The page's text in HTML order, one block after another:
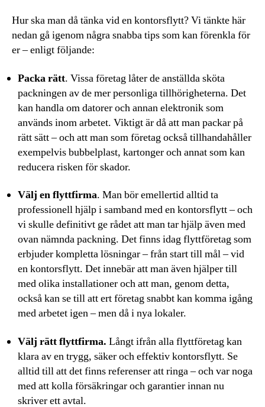
Hur ska man då tänka vid en kontorsflytt? Vi tänkte här
nedan gå igenom några snabba tips som kan förenkla för
er – enligt följande:
Packa rätt. Vissa företag låter de anställda sköta
packningen av de mer personliga tillhörigheterna. Det
kan handla om datorer och annan elektronik som
används inom arbetet. Viktigt är då att man packar på
rätt sätt – och att man som företag också tillhandahåller
exempelvis bubbelplast, kartonger och annat som kan
reducera risken för skador.
Välj en flyttfirma. Man bör emellertid alltid ta
professionell hjälp i samband med en kontorsflytt – och
vi skulle definitivt ge rådet att man tar hjälp även med
ovan nämnda packning. Det finns idag flyttföretag som
erbjuder kompletta lösningar – från start till mål – vid
en kontorsflytt. Det innebär att man även hjälper till
med olika installationer och att man, genom detta,
också kan se till att ert företag snabbt kan komma igång
med arbetet igen – men då i nya lokaler.
Välj rätt flyttfirma. Långt ifrån alla flyttföretag kan
klara av en trygg, säker och effektiv kontorsflytt. Se
alltid till att det finns referenser att ringa – och var noga
med att kolla försäkringar och garantier innan nu
skriver ett avtal.